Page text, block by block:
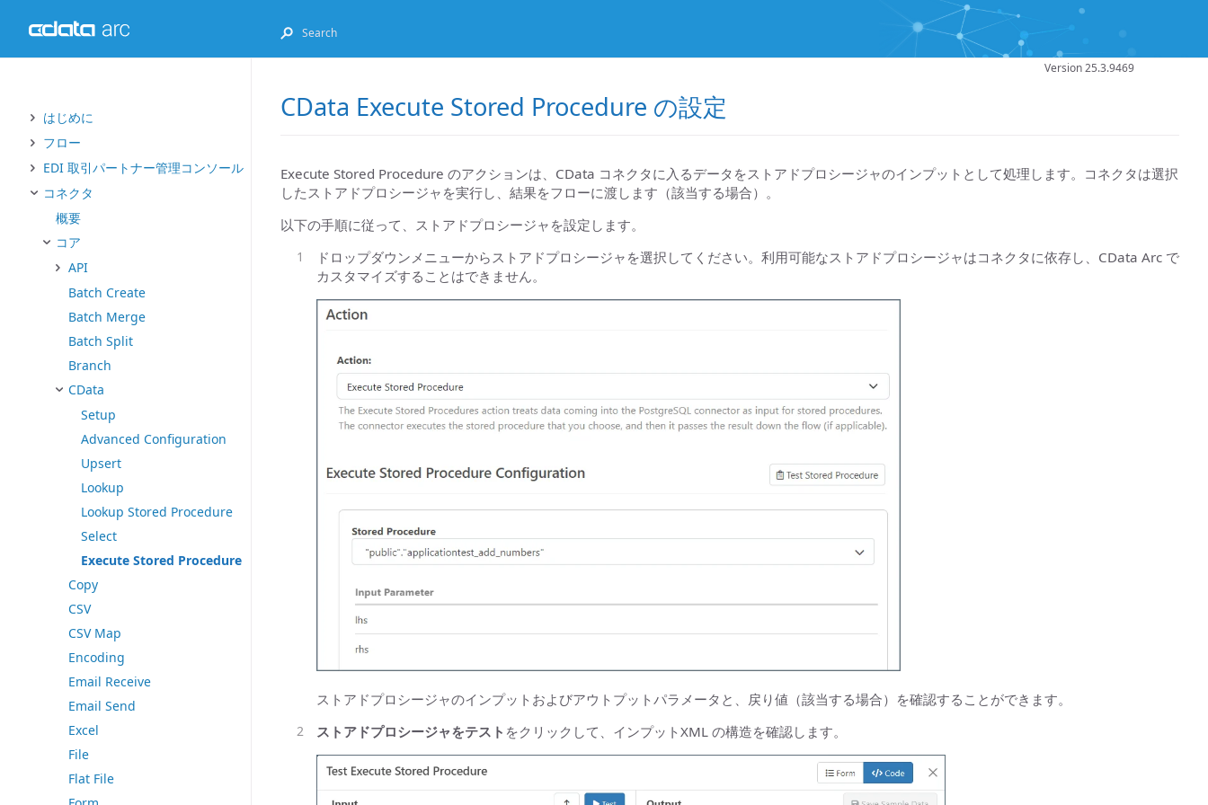
はじめに
フロー
EDI 取引パートナー管理コンソール
コネクタ
概要
コア
API
Batch Create
Batch Merge
Batch Split
Branch
CData
Setup
Advanced Configuration
Upsert
Lookup
Lookup Stored Procedure
Select
Execute Stored Procedure
Copy
CSV
CSV Map
Encoding
Email Receive
Email Send
Excel
File
Flat File
CData Execute Stored Procedure の設定
Version 25.3.9469
Execute Stored Procedure のアクションは、CData コネクタに入るデータをストアドプロシージャのインプットとして処理します。コネクタは選択
したストアドプロシージャを実行し、結果をフローに渡します（該当する場合）。
以下の手順に従って、ストアドプロシージャを設定します。
ドロップダウンメニューからストアドプロシージャを選択してください。利用可能なストアドプロシージャはコネクタに依存し、CData Arc で
カスタマイズすることはできません。
ストアドプロシージャのインプットおよびアウトプットパラメータと、戻り値（該当する場合）を確認することができます。
ストアドプロシージャをテスト をクリックして、インプットXML の構造を確認します。